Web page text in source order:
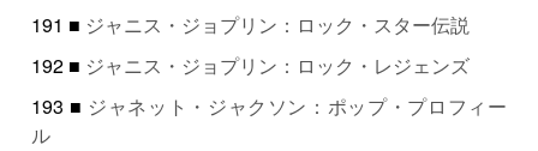
191 ■ ジャニス・ジョプリン：ロック・スター伝説
192 ■ ジャニス・ジョプリン：ロック・レジェンズ
193 ■ ジャネット・ジャクソン：ポップ・プロフィー
ル